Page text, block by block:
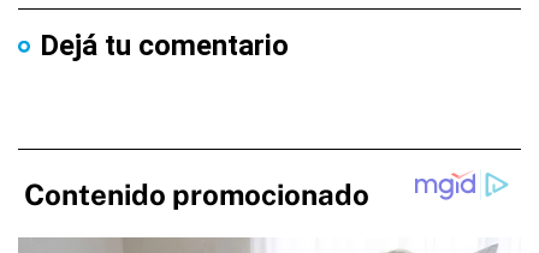
Dejá tu comentario